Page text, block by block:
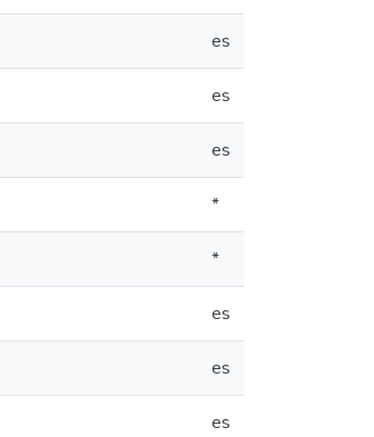
es
es
es
*
*
es
es
es